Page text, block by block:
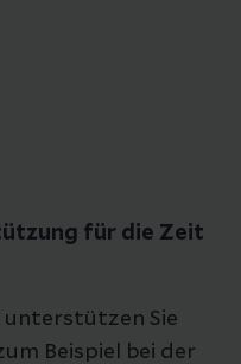
für die Zeit
Sie
Beispiel bei der